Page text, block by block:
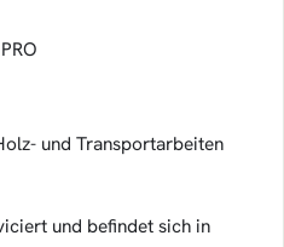
und Transportarbeiten
und befindet sich in